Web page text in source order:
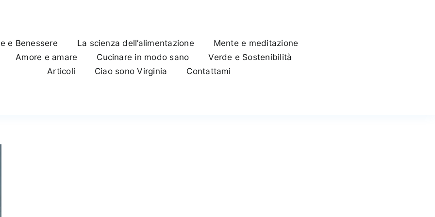
e Benessere
La scienza dell’alimentazione
Mente e meditazione
Amore e amare Cucinare in modo sano
Verde e Sostenibilità
Articoli
Ciao sono Virginia Contattami